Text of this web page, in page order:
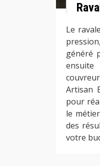
Le
généré
ensuite
Artisan
pour
le
des
votre